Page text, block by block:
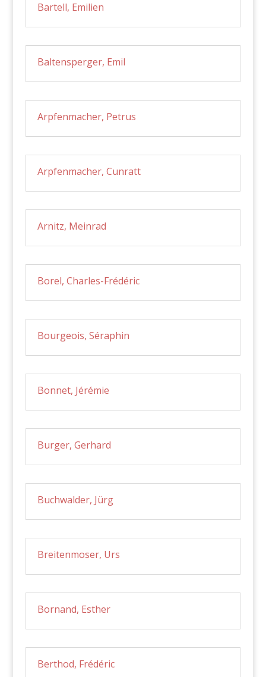
Bartell, Emilien
Baltensperger, Emil
Arpfenmacher, Petrus
Arpfenmacher, Cunratt
Arnitz, Meinrad
Borel, Charles-Frédéric
Bourgeois, Séraphin
Bonnet, Jérémie
Burger, Gerhard
Buchwalder, Jürg
Breitenmoser, Urs
Bornand, Esther
Berthod, Frédéric